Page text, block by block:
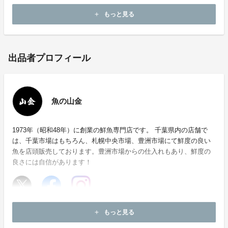
add もっと見る
出品者プロフィール
魚の山金
1973年（昭和48年）に創業の鮮魚専門店です。 千葉県内の店舗で
は、千葉市場はもちろん、札幌中央市場、豊洲市場にて鮮度の良い
魚を店頭販売しております。豊洲市場からの仕入れもあり、鮮度の
良さには自信があります！
add もっと見る